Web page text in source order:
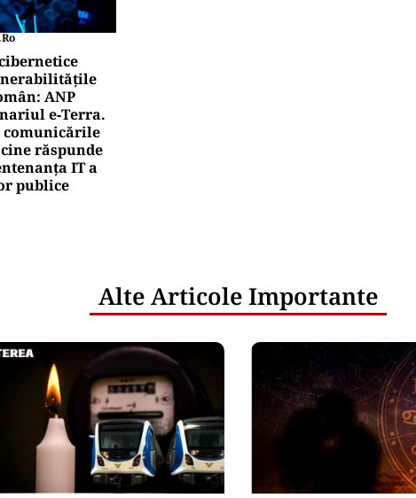
e-Terra revine săptămâna viitoare, după aproape o
vor fi reluate operațiunile
Puterea Financiara
România, țara UE cu cea mai redusă alocare
pentru cercetare și dezvoltare, în 2025
Puterea Financiara
Transgaz vrea să devină acționar la
ANP
e‑Terra.
comunicările
cine răspunde
IT a
publice